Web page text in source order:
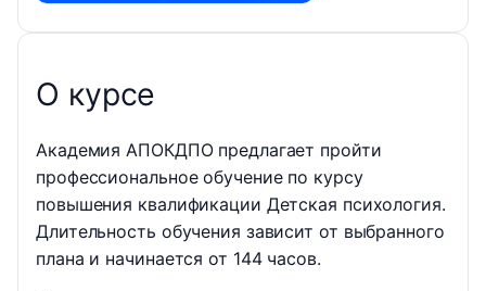
О курсе
Академия АПОКДПО предлагает пройти
профессиональное обучение по курсу
повышения квалификации Детская психология.
Длительность обучения зависит от выбранного
плана и начинается от 144 часов.